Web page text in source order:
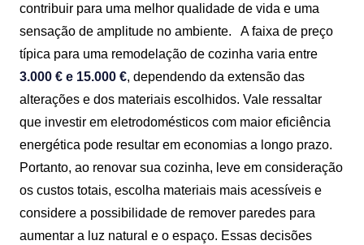
contribuir para uma melhor qualidade de vida e uma
sensação de amplitude no ambiente.
A faixa de preço
típica para uma remodelação de cozinha varia entre
3.000 € e 15.000 €, dependendo da extensão das
alterações e dos materiais escolhidos. Vale ressaltar
que investir em eletrodomésticos com maior eficiência
energética pode resultar em economias a longo prazo.
Portanto, ao renovar sua cozinha, leve em consideração
os custos totais, escolha materiais mais acessíveis e
considere a possibilidade de remover paredes para
aumentar a luz natural e o espaço. Essas decisões